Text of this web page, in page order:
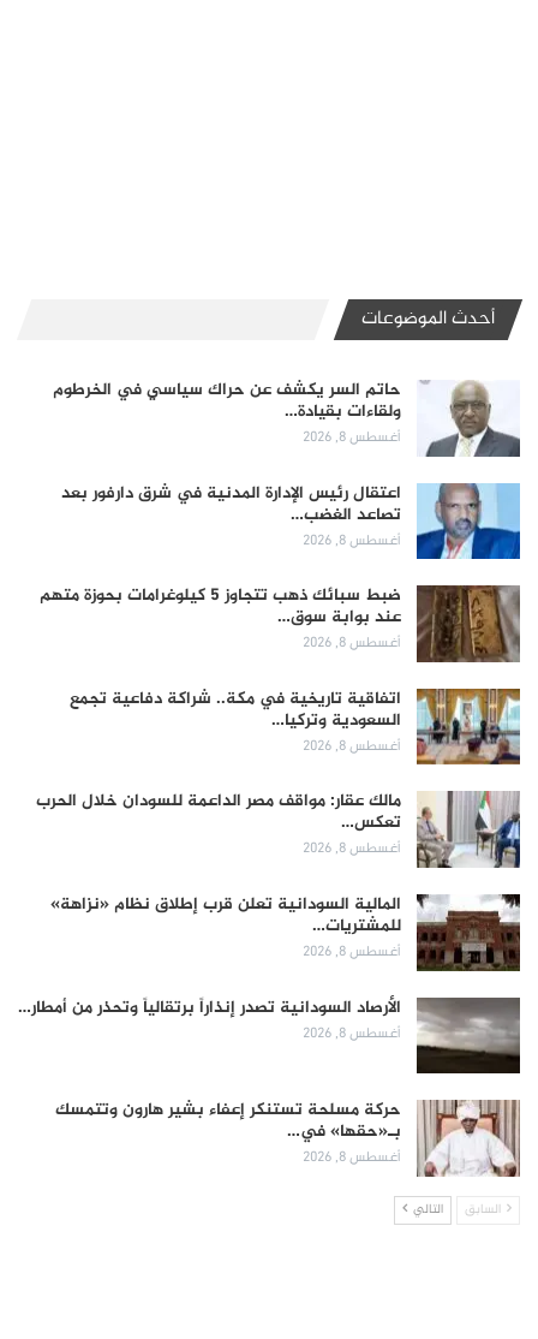
أحدث الموضوعات
حاتم السر يكشف عن حراك سياسي في الخرطوم
ولقاءات بقيادة…
أغسطس 8, 2026
اعتقال رئيس الإدارة المدنية في شرق دارفور بعد
تصاعد الغضب…
أغسطس 8, 2026
ضبط سبائك ذهب تتجاوز 5 كيلوغرامات بحوزة متهم
عند بوابة سوق…
أغسطس 8, 2026
اتفاقية تاريخية في مكة.. شراكة دفاعية تجمع
السعودية وتركيا…
أغسطس 8, 2026
مالك عقار: مواقف مصر الداعمة للسودان خلال الحرب
تعكس…
أغسطس 8, 2026
المالية السودانية تعلن قرب إطلاق نظام «نزاهة»
للمشتريات…
أغسطس 8, 2026
الأرصاد السودانية تصدر إنذاراً برتقالياً وتحذر من أمطار…
أغسطس 8, 2026
حركة مسلحة تستنكر إعفاء بشير هارون وتتمسك
بـ«حقها» في…
أغسطس 8, 2026
السابق التالي